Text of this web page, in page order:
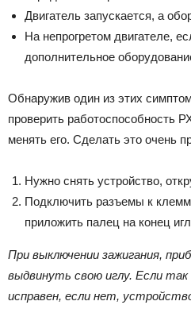
Двигатель запускается, а
На непрогретом двигателе,
дополнительное
Обнаружив один из этих
проверить работоспособность
менять его. Сделать это очень
Нужно снять устройство,
Подключить разъемы к
приложить палец на конец
При выключении зажигания,
выдвинуть свою иглу. Если
исправен, если нет,